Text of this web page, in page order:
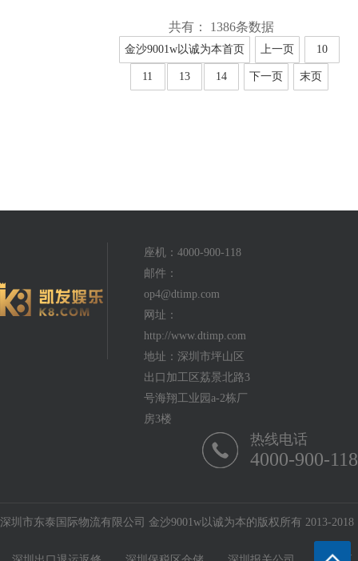
共有： 1386条数据
金沙9001w以诚为本首页 上一页 10
11 13 14 下一页 末页
座机：4000-900-118
邮件：
op4@dtimp.com
网址：
http://www.dtimp.com
地址：深圳市坪山区
出口加工区荔景北路3
号海翔工业园a-2栋厂
房3楼
热线电话
4000-900-118
深圳市东泰国际物流有限公司 金沙9001w以诚为本的版权所有 2013-2018